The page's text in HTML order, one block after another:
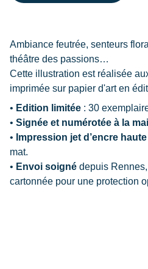
Ambiance feutrée, senteurs
théâtre des passions…
Cette illustration est réalisée
imprimée sur papier d'art en
• Edition limitée : 30
• Signée et numérotée à la
• Impression jet d’encre
mat.
• Envoi soigné depuis
cartonnée pour une protection